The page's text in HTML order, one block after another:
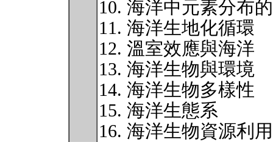
10. 海洋中元素分布
11. 海洋生地化循環
12. 溫室效應與海洋
13. 海洋生物與環境
14. 海洋生物多樣性
15. 海洋生態系
16. 海洋生物資源利